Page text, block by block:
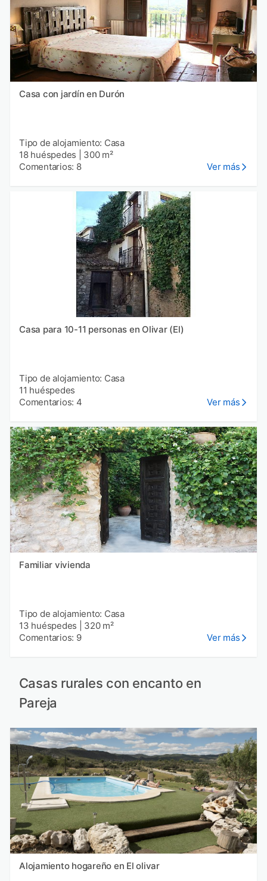
Casa con jardín en Durón
Tipo de alojamiento: Casa
18 huéspedes
300 m²
Comentarios: 8
Ver más
Casa para 10-11 personas en Olivar (El)
Tipo de alojamiento: Casa
11 huéspedes
Comentarios: 4
Ver más
Familiar vivienda
Tipo de alojamiento: Casa
13 huéspedes
320 m²
Comentarios: 9
Ver más
Casas rurales con encanto en
Pareja
Alojamiento hogareño en El olivar